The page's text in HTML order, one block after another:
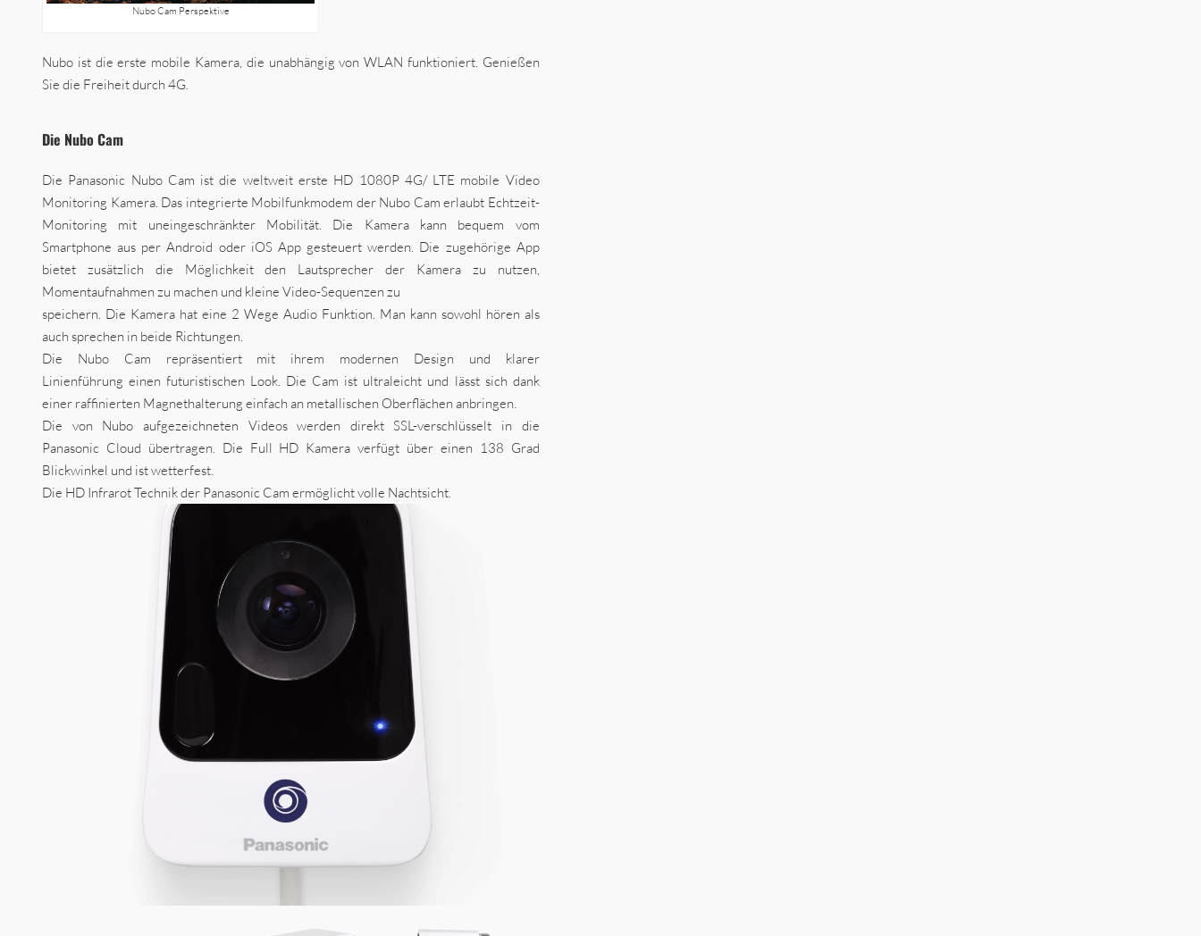
Nubo Cam Perspektive
Nubo ist die erste mobile Kamera, die unabhängig von WLAN funktioniert. Genießen
Sie die Freiheit durch 4G.
Die Nubo Cam
Die Panasonic Nubo Cam ist die weltweit erste HD 1080P 4G/ LTE mobile Video
Monitoring Kamera. Das integrierte Mobilfunkmodem der Nubo Cam erlaubt Echtzeit-
Monitoring mit uneingeschränkter Mobilität. Die Kamera kann bequem vom
Smartphone aus per Android oder iOS App gesteuert werden. Die zugehörige App
bietet zusätzlich die Möglichkeit den Lautsprecher der Kamera zu nutzen,
Momentaufnahmen zu machen und kleine Video-Sequenzen zu
speichern. Die Kamera hat eine 2 Wege Audio Funktion. Man kann sowohl hören als
auch sprechen in beide Richtungen.
Die Nubo Cam repräsentiert mit ihrem modernen Design und klarer
Linienführung einen futuristischen Look. Die Cam ist ultraleicht und lässt sich dank
einer raffinierten Magnethalterung einfach an metallischen Oberflächen anbringen.
Die von Nubo aufgezeichneten Videos werden direkt SSL-verschlüsselt in die
Panasonic Cloud übertragen. Die Full HD Kamera verfügt über einen 138 Grad
Blickwinkel und ist wetterfest.
Die HD Infrarot Technik der Panasonic Cam ermöglicht volle Nachtsicht.